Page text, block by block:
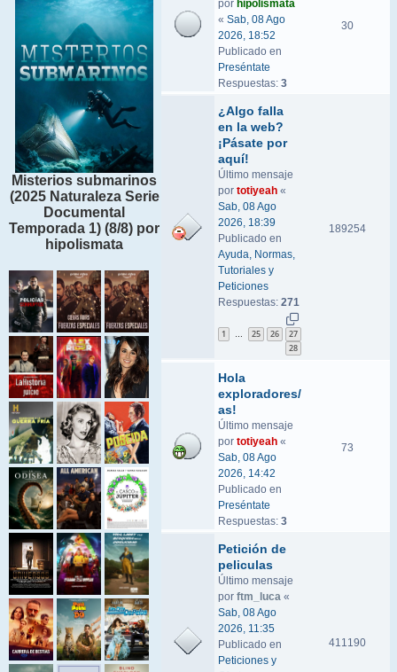
Misterios submarinos
(2025 Naturaleza Serie
Documental
Temporada 1) (8/8) por
hipolismata
por hipolismata
« Sab, 08 Ago
2026, 18:52
Publicado en
Preséntate
Respuestas: 3
30
¿Algo falla
en la web?
¡Pásate por
aquí!
Último mensaje
por totiyeah «
Sab, 08 Ago
2026, 18:39
Publicado en
Ayuda, Normas,
Tutoriales y
Peticiones
Respuestas: 271
1 25 26
27
28
189254
Hola
exploradores/
as!
Último mensaje
por totiyeah «
Sab, 08 Ago
2026, 14:42
Publicado en
Preséntate
Respuestas: 3
73
Petición de
peliculas
Último mensaje
por ftm_luca «
Sab, 08 Ago
2026, 11:35
Publicado en
Peticiones y
411190